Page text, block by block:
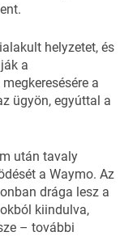
helyzetet, és
a
a
ügyön, egyúttal a
után tavaly
a Waymo. Az
drága lesz a
kiindulva,
– további